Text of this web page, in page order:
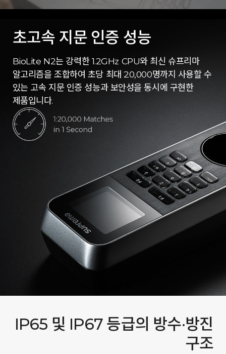
초고속 지문 인증 성능
BioLite N2는 강력한 1.2GHz CPU와 최신 슈프리마
알고리즘을 조합하여 초당 최대 20,000명까지 사용할 수
있는 고속 지문 인증 성능과 보안성을 동시에 구현한
제품입니다.
IP65 및 IP67 등급의 방수·방진
구조